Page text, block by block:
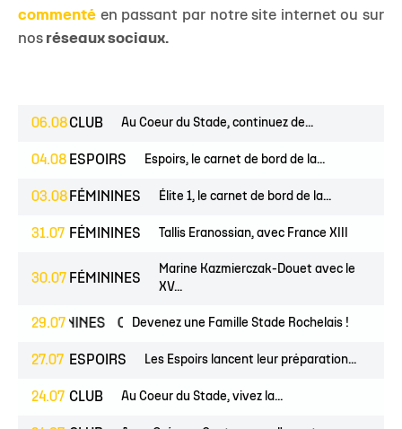
commenté en passant par notre site internet ou sur
nos réseaux sociaux.
06.08CLUB Au Coeur du Stade, continuez de...
04.08 ESPOIRS Espoirs, le carnet de bord de la...
03.08 FÉMININES Élite 1, le carnet de bord de la...
31.07 FÉMININES Tallis Eranossian, avec France XIII
30.07 FÉMININES
Marine Kazmierczak-Douet avec le
XV...
29.07
FÉMININES CLUB Devenez une Famille Stade Rochelais !
27.07 ESPOIRS Les Espoirs lancent leur préparation...
24.07 CLUB Au Coeur du Stade, vivez la...